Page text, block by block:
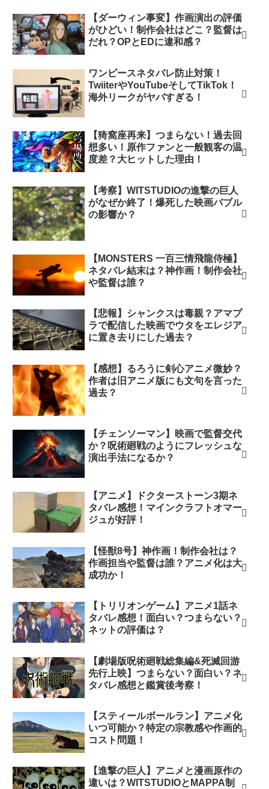
【ダーウィン事変】作画演出の評価
がひどい！制作会社はどこ？監督は
だれ？OPとEDに違和感？
ワンピースネタバレ防止対策！
TwiiterやYouTubeそしてTikTok！
海外リークがヤバすぎる！
【猗窩座再来】つまらない！過去回
想多い！原作ファンと一般観客の温
度差？大ヒットした理由！
【考察】WITSTUDIOの進撃の巨人
がなぜか終了！爆死した映画バブル
の影響か？
【MONSTERS 一百三情飛龍侍極】
ネタバレ結末は？神作画！制作会社
や監督は誰？
【悲報】シャンクスは毒親？アマプ
ラで配信した映画でウタをエレジア
に置き去りにした過去？
【感想】るろうに剣心アニメ微妙？
作者は旧アニメ版にも文句を言った
過去？
【チェンソーマン】映画で監督交代
か？呪術廻戦のようにフレッシュな
演出手法になるか？
【アニメ】ドクターストーン3期ネ
タバレ感想！マインクラフトオマー
ジュが好評！
【怪獣8号】神作画！制作会社は？
作画担当や監督は誰？アニメ化は大
成功か！
【トリリオンゲーム】アニメ1話ネ
タバレ感想！面白い？つまらない？
ネットの評価は？
【劇場版呪術廻戦総集編&死滅回游
先行上映】つまらない？面白い？ネ
タバレ感想と鑑賞後考察！
【スティールボールラン】アニメ化
いつ可能か？特定の宗教感や作画的
コスト問題！
【進撃の巨人】アニメと漫画原作の
違いは？WITSTUDIOとMAPPA制